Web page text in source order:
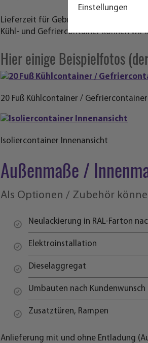
Einstellungen
Lieferzeit für Gebrauchtcontainer:
Kühl- und Gefriercontainer können wir
Hier einige Beispielfotos
20 Fuß Kühlcontainer /
Isoliercontainer Innenansicht
Außenmaße /
Als Optionen / Zubehör
Neulackierung in RAL-Farton
Elektroinstallation
Dieselaggregat
Umbauten nach
Zusatztüren, Rampen
Anlieferung mit und ohne Entladung